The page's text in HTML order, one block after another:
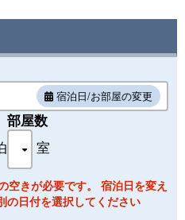
利用頂けます！
トイレ・エアコン（冷房/暖
・冷蔵庫・ケトル
オル・歯ブラシ・歯磨粉・シ
プ・冬場には羽織と足袋
宿泊日/お部屋の変更
部屋数
室
空きが必要です。 宿泊日を変え
の日付を選択してください